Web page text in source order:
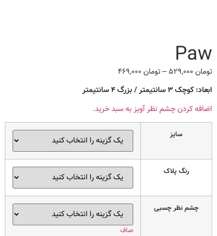
Paw
تومان –تومان
تومان ۴۶۹,۰۰۰
through
ابعاد: کوچک ۳ سانتیمتر / بزرگ ۴ سانتیمتر
اضافه کردن چشم نظر آویز به سبد خرید.
سایز
رنگ پلاک
چشم نظر چسبی
صاف